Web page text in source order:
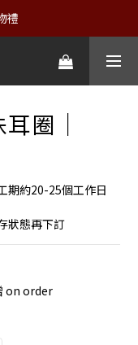
禮
圈｜
期約20-25個工作日
狀態再下訂
on order